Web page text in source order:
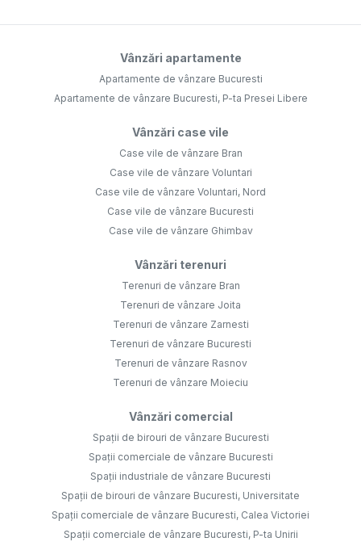
Vânzări apartamente
Apartamente de vânzare Bucuresti
Apartamente de vânzare Bucuresti, P-ta Presei Libere
Vânzări case vile
Case vile de vânzare Bran
Case vile de vânzare Voluntari
Case vile de vânzare Voluntari, Nord
Case vile de vânzare Bucuresti
Case vile de vânzare Ghimbav
Vânzări terenuri
Terenuri de vânzare Bran
Terenuri de vânzare Joita
Terenuri de vânzare Zarnesti
Terenuri de vânzare Bucuresti
Terenuri de vânzare Rasnov
Terenuri de vânzare Moieciu
Vânzări comercial
Spații de birouri de vânzare Bucuresti
Spații comerciale de vânzare Bucuresti
Spații industriale de vânzare Bucuresti
Spații de birouri de vânzare Bucuresti, Universitate
Spații comerciale de vânzare Bucuresti, Calea Victoriei
Spații comerciale de vânzare Bucuresti, P-ta Unirii